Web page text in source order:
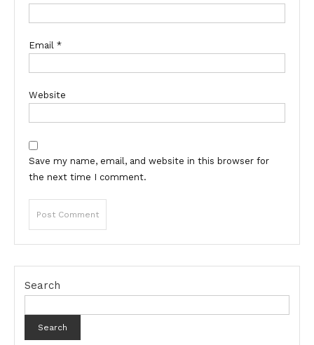
Email *
Website
Save my name, email, and website in this browser for
the next time I comment.
Search
Search